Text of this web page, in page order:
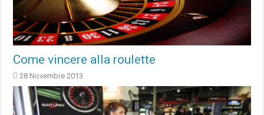
Come vincere alla roulette
28 Novembre 2013